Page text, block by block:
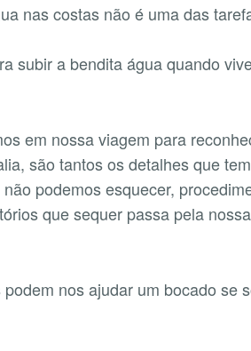
nas costas não é uma das
subir a bendita água quando
em nossa viagem para
são tantos os detalhes que
podemos esquecer,
que sequer passa pela
nos ajudar um bocado se